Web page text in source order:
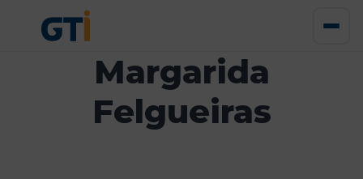
Margarida
Felgueiras